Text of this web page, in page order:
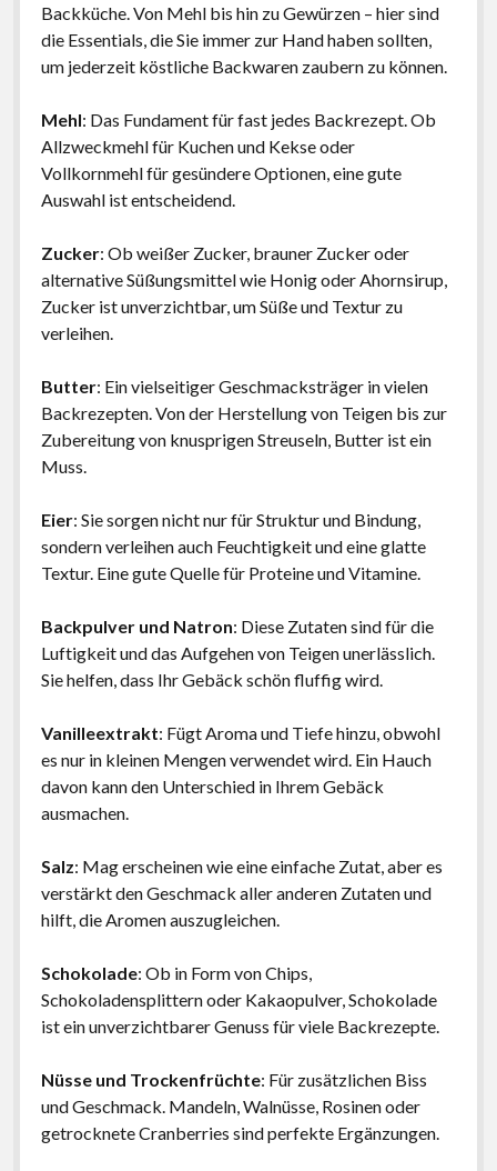
Backküche. Von Mehl bis hin zu Gewürzen – hier sind
die Essentials, die Sie immer zur Hand haben sollten,
um jederzeit köstliche Backwaren zaubern zu können.
Mehl: Das Fundament für fast jedes Backrezept. Ob
Allzweckmehl für Kuchen und Kekse oder
Vollkornmehl für gesündere Optionen, eine gute
Auswahl ist entscheidend.
Zucker: Ob weißer Zucker, brauner Zucker oder
alternative Süßungsmittel wie Honig oder Ahornsirup,
Zucker ist unverzichtbar, um Süße und Textur zu
verleihen.
Butter: Ein vielseitiger Geschmacksträger in vielen
Backrezepten. Von der Herstellung von Teigen bis zur
Zubereitung von knusprigen Streuseln, Butter ist ein
Muss.
Eier: Sie sorgen nicht nur für Struktur und Bindung,
sondern verleihen auch Feuchtigkeit und eine glatte
Textur. Eine gute Quelle für Proteine und Vitamine.
Backpulver und Natron: Diese Zutaten sind für die
Luftigkeit und das Aufgehen von Teigen unerlässlich.
Sie helfen, dass Ihr Gebäck schön fluffig wird.
Vanilleextrakt: Fügt Aroma und Tiefe hinzu, obwohl
es nur in kleinen Mengen verwendet wird. Ein Hauch
davon kann den Unterschied in Ihrem Gebäck
ausmachen.
Salz: Mag erscheinen wie eine einfache Zutat, aber es
verstärkt den Geschmack aller anderen Zutaten und
hilft, die Aromen auszugleichen.
Schokolade: Ob in Form von Chips,
Schokoladensplittern oder Kakaopulver, Schokolade
ist ein unverzichtbarer Genuss für viele Backrezepte.
Nüsse und Trockenfrüchte: Für zusätzlichen Biss
und Geschmack. Mandeln, Walnüsse, Rosinen oder
getrocknete Cranberries sind perfekte Ergänzungen.